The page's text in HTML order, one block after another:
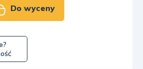
Do wyceny